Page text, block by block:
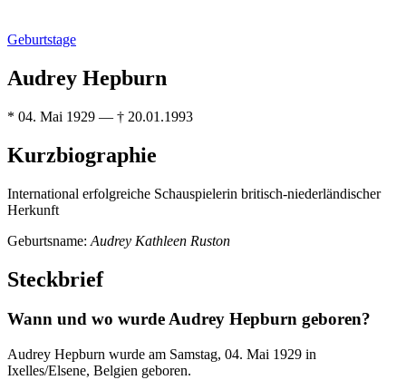
Geburtstage
Audrey Hepburn
* 04. Mai 1929 — † 20.01.1993
Kurzbiographie
International erfolgreiche Schauspielerin britisch-niederländischer
Herkunft
Geburtsname: Audrey Kathleen Ruston
Steckbrief
Wann und wo wurde Audrey Hepburn geboren?
Audrey Hepburn wurde am Samstag, 04. Mai 1929 in
Ixelles/Elsene, Belgien geboren.